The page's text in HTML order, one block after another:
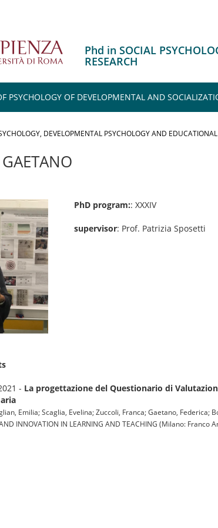
Phd in SOCIAL
RESEARCH
PSYCHOLOGY OF DEVELOPMENTAL AND
DEVELOPMENTAL PSYCHOLOGY AND EDUCATIONAL
PhD program:: XXXIV
supervisor: Prof. Patrizia Sposetti
- La progettazione del Questionario di
Emilia; Scaglia, Evelina; Zuccoli, Franca; Gaetano, Federica;
AND INNOVATION IN LEARNING AND TEACHING (Milano: